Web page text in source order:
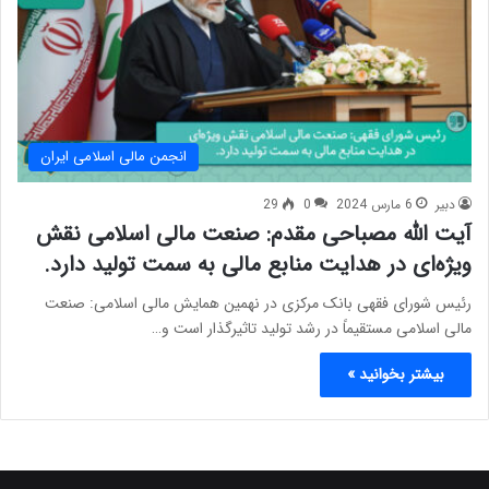
انجمن مالی اسلامی ایران
دبیر 6 مارس 2024 0
29
آیت الله مصباحی مقدم: صنعت مالی اسلامی نقش
ویژه‌ای در هدایت منابع مالی به سمت تولید دارد.
رئیس شورای فقهی بانک مرکزی در نهمین همایش مالی اسلامی: صنعت
مالی اسلامی مستقیماً در رشد تولید تاثیرگذار است و…
بیشتر بخوانید »